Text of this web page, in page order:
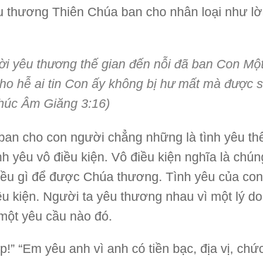
thương Thiên Chúa ban cho nhân loại như
yêu thương thế gian đến nỗi đã ban Con
hễ ai tin Con ấy không bị hư mất mà được
Âm Giăng 3:16)
cho con người chẳng những là tình yêu
yêu vô điều kiện. Vô điều kiện nghĩa là
gì để được Chúa thương. Tình yêu của con
kiện. Người ta yêu thương nhau vì một lý
yêu cầu nào đó.
“Em yêu anh vì anh có tiền bạc, địa vị,